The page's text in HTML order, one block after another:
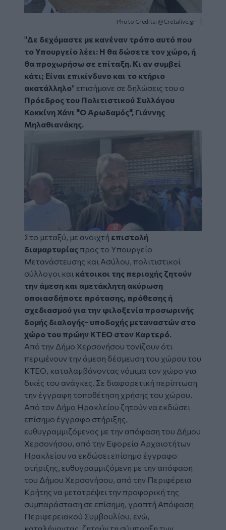
Photo Credits: @Cretalive.gr
"Δε δεχόμαστε με κανέναν τρόπο αυτό που
το Υπουργείο λέει: Η θα δώσετε τον χώρο, ή
θα προχωρήσω σε επίταξη. Κι αν συμβεί
κάτι; Είναι επικίνδυνο και το κτήριο
ακατάλληλο" επισήμανε σε δηλώσεις του ο
Πρόεδρος του Πολιτιστικού Συλλόγου
Κοκκίνη Χάνι "Ο Αρωδαμός", Γιάννης
Μηλαθιανάκης.
Στο μεταξύ, με ανοιχτή επιστολή
διαμαρτυρίαςπρος το Υπουργείο
Μετανάστευσης και Ασύλου, πολιτιστικοί
σύλλογοι και κάτοικοι της περιοχής ζητούν
την άμεση και αμετάκλητη ακύρωση
οποιασδήποτε πρότασης, πρόθεσης ή
σχεδιασμού για την φιλοξενία προσωρινής
δομής διαλογής- υποδοχής μεταναστών στο
χώρο του πρώην ΚΤΕΟ στον Καρτερό.
Από την Δήμο Χερσονήσου τονίζουν ότι
περιμένουν την άμεση δέσμευση του χώρου του
ΚΤΕΟ, καταλαμβάνοντας νόμιμα τον χώρο για
δικές του ανάγκες. Σε διαφορετική περίπτωση
την έγγραφη τοποθέτηση χρήσης του χώρου.
Από τον Δήμο Ηρακλείου ζητούν να εκδώσει
επίσημο έγγραφο στήριξης,
ευθυγραμμιζόμενος με την απόφαση του Δήμου
Χερσονήσου, από την Εφορεία Αρχαιοτήτων
Ηρακλείου να εκδώσει επίσημο έγγραφο
στήριξης, ευθυγραμμιζόμενη με την απόφαση
του Δήμου Χερσονήσου, από την Περιφέρεια
Κρήτης να μετατρέψει την προφορική της
συμπαράσταση σε επίσημη, γραπτή Απόφαση
Περιφερειακού Συμβουλίου, ενώ,
καταλήγοντας, ζητούν τη σύμπραξη των